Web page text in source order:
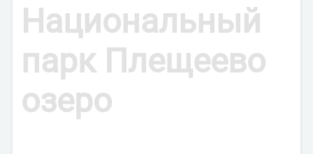
Национальный
парк Плещеево
озеро